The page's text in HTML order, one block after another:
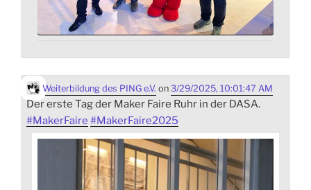
Weiterbildung des PING e.V. on 3/29/2025, 10:01:47 AM
Der erste Tag der Maker Faire Ruhr in der DASA.
#MakerFaire #MakerFaire2025